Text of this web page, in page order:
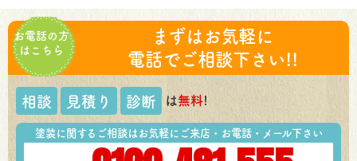
お電話の方
はこちら
まずはお気軽に
電話でご相談下さい!!
相談 見積り 診断 は無料!
塗装に関するご相談はお気軽にご来店・お電話・メール下さい